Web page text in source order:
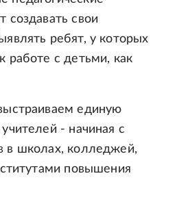
создавать свои
ребят, у которых
работе с детьми, как
единую
- начиная с
в школах, колледжей,
повышения